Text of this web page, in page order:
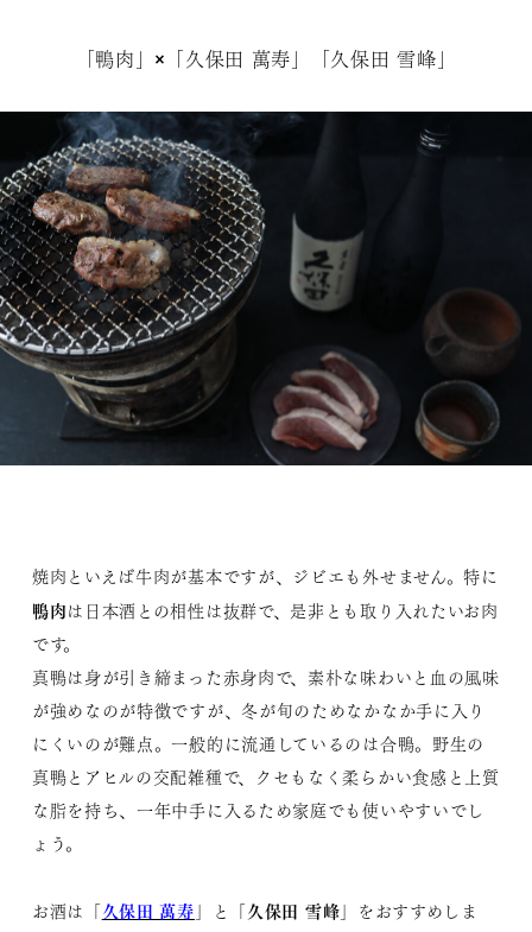
「鴨肉」×「久保田 萬寿」「久保田 雪峰」
焼肉といえば牛肉が基本ですが、ジビエも外せません。特に
鴨肉は日本酒との相性は抜群で、是非とも取り入れたいお肉
です。
真鴨は身が引き締まった赤身肉で、素朴な味わいと血の風味
が強めなのが特徴ですが、冬が旬のためなかなか手に入り
にくいのが難点。一般的に流通しているのは合鴨。野生の
真鴨とアヒルの交配雑種で、クセもなく柔らかい食感と上質
な脂を持ち、一年中手に入るため家庭でも使いやすいでし
ょう。
お酒は「久保田 萬寿 」と「久保田 雪峰」をおすすめしま